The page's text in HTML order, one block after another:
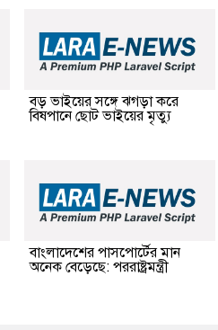
বড় ভাইয়ের সঙ্গে ঝগড়া করে
বিষপানে ছোট ভাইয়ের মৃত্যু
বাংলাদেশের পাসপোর্টের মান
অনেক বেড়েছে: পররাষ্ট্রমন্ত্রী